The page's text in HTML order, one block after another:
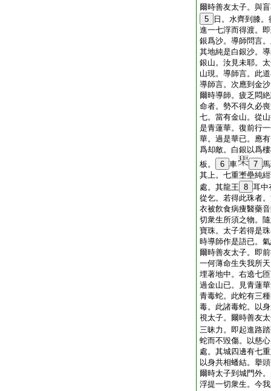
爾時善友太子。與
5
日。水齊到膝
進一七浮而得渡。
銀爲沙。導師問言
其地純是白銀沙。
銀山。汝見未耶。
山現。導師言。此
導師言。次應到金沙
爾時導師。疲乏悶
命者。勢不得久必
七。當有金山。從
是青蓮華。復前行
華。過是華已。應
爲却敵。白銀以爲
板。
6 車 7
其上。七重壍壘純
處。其龍王 8 耳中
從乞。若得此珠者
衣被飮食病痩醫藥
切衆生所須之物。
寶珠。太子若得是
時導師作是語已。
爾時善友太子。即
一何薄命生失我所
埋著地中。右遶七
過金山已。見青蓮
青毒蛇。此蛇有三
毒。此諸毒蛇。以
視太子。爾時善友
三昧力。即起進路
蛇而不毀傷。以慈
處。其城四邊有七
以身共相蟠結。擧
爾時太子到城門外
浮提一切衆生。今